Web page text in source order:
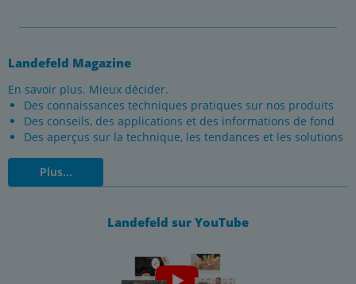
Landefeld Magazine
En savoir plus. Mieux décider.
Des connaissances techniques pratiques sur nos produits
Des conseils, des applications et des informations de fond
Des aperçus sur la technique, les tendances et les solutions
Plus...
Landefeld sur YouTube